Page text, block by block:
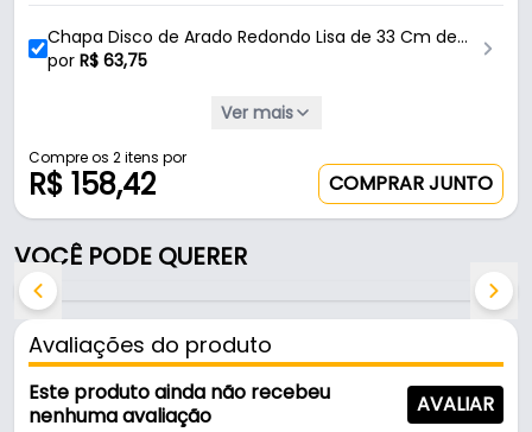
- Diâmetro entre os puxadores: 680 Mm - (68 Cm)
- Diâmetro da chapa: 600 Mm - (60 Cm)
- Altura da chapa: 70 Mm - (7 Cm)
- 01 Chapa Redonda - Mk.
Chapa Disco de Arado Redondo Lisa de 33 Cm de
Aço Para Bife Mk
por R$ 63,75
Chapa Disco de Arado Redondo Lisa de 28 Cm de
Aço Para Bife Mk
47,81
Chapa Disco de Arado Com Borda Redonda Lisa de
Chapa Disco de Arado Com Borda Redonda Lisa de
33 Cm de Aço Para Bife Mk
por R$78,89
Chapa Disco de Arado Com Borda Redonda Lisa de
27 Cm de Aço Para Bife Mk
por R$63,11
Ver mais
Compre os 2 itens por
R$ 158,42 COMPRAR JUNTO
VOCÊ PODE QUERER
Avaliações do produto
Este produto ainda não recebeu
nenhuma avaliação
AVALIAR